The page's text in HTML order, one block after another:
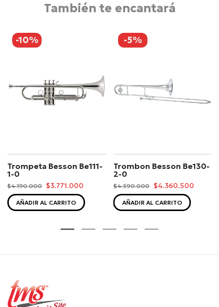
También te encantará
-10%
Trompeta Besson Be111-
1-0
$4.190.000 $3.771.000
AÑADIR AL CARRITO
-5%
Trombon Besson Be130-
2-0
$4.590.000 $4.360.500
AÑADIR AL CARRITO